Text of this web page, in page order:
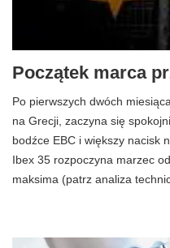
Początek marca
Po pierwszych dwóch
na Grecji, zaczyna się
bodźce EBC i większy nacisk
Ibex 35 rozpoczyna marzec
maksima (patrz analiza